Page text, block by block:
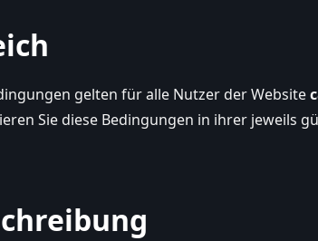
gelten für alle Nutzer der Website
Sie diese Bedingungen in ihrer jeweils